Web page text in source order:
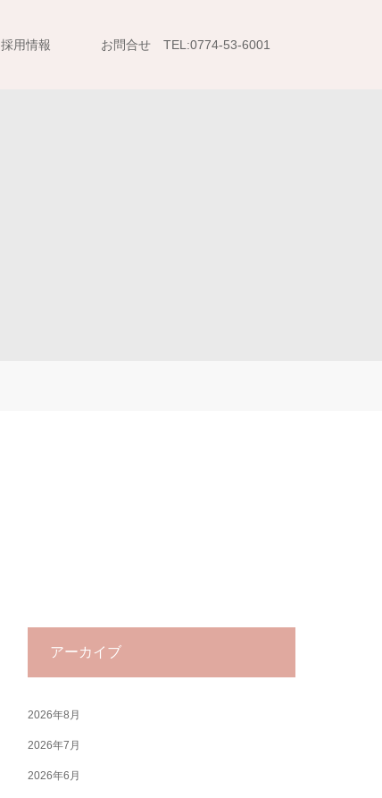
採用情報 お問合せ TEL:0774-53-6001
アーカイブ
2026年8月
2026年7月
2026年6月